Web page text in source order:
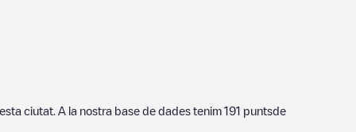
ciutat. A la nostra base de dades tenim 191 puntsde